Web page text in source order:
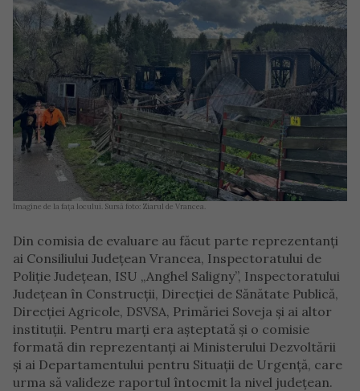
Imagine de la fața locului. Sursă foto: Ziarul de Vrancea.
Din comisia de evaluare au făcut parte reprezentanți
ai Consiliului Județean Vrancea, Inspectoratului de
Poliție Județean, ISU „Anghel Saligny”, Inspectoratului
Județean în Construcții, Direcției de Sănătate Publică,
Direcției Agricole, DSVSA, Primăriei Soveja și ai altor
instituții. Pentru marți era așteptată și o comisie
formată din reprezentanți ai Ministerului Dezvoltării
și ai Departamentului pentru Situații de Urgență, care
urma să valideze raportul întocmit la nivel județean.